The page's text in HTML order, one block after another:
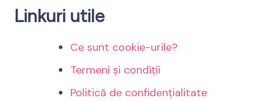
Linkuri utile
Ce sunt cookie-urile?
Termeni și condiții
Politică de confidențialitate